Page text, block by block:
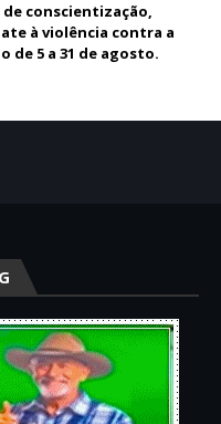
de conscientização,
à violência contra a
de 5 a 31 de agosto.